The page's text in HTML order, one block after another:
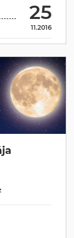
25
11.2016